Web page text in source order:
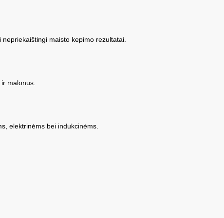
maisto kepimo rezultatai.
malonus.
elektrinėms bei indukcinėms.